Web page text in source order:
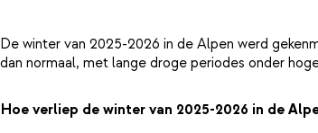
De winter van 2025-2026 in de Alpen werd
dan normaal, met lange droge periodes onder
Hoe verliep de winter van 2025-2026 in de